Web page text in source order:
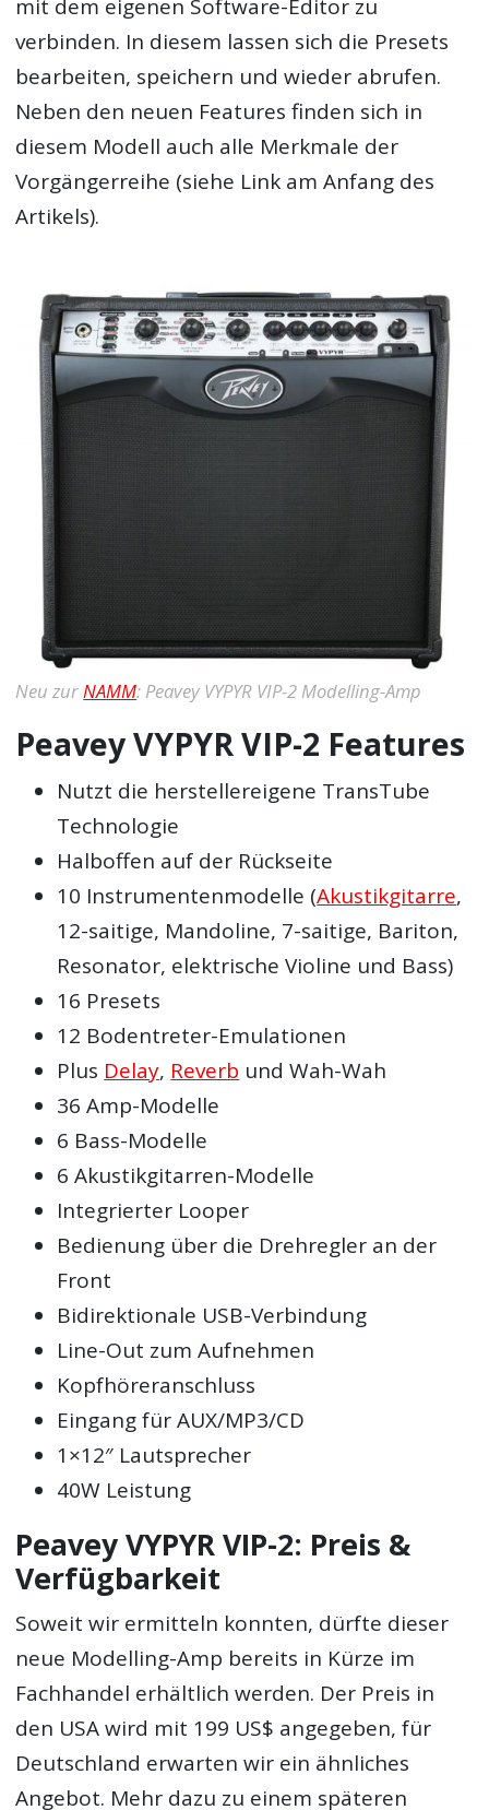
mit dem eigenen Software-Editor zu
verbinden. In diesem lassen sich die Presets
bearbeiten, speichern und wieder abrufen.
Neben den neuen Features finden sich in
diesem Modell auch alle Merkmale der
Vorgängerreihe (siehe Link am Anfang des
Artikels).
Neu zurNAMM: Peavey VYPYR VIP-2 Modelling-Amp
Peavey VYPYR VIP-2 Features
Nutzt die herstellereigene TransTube
Technologie
Halboffen auf der Rückseite
10 Instrumentenmodelle (Akustikgitarre,
12-saitige, Mandoline, 7-saitige, Bariton,
Resonator, elektrische Violine und Bass)
16 Presets
12 Bodentreter-Emulationen
Plus Delay, Reverb und Wah-Wah
36 Amp-Modelle
6 Bass-Modelle
6 Akustikgitarren-Modelle
Integrierter Looper
Bedienung über die Drehregler an der
Front
Bidirektionale USB-Verbindung
Line-Out zum Aufnehmen
Kopfhöreranschluss
Eingang für AUX/MP3/CD
1×12″ Lautsprecher
40W Leistung
Peavey VYPYR VIP-2: Preis &
Verfügbarkeit
Soweit wir ermitteln konnten, dürfte dieser
neue Modelling-Amp bereits in Kürze im
Fachhandel erhältlich werden. Der Preis in
den USA wird mit 199 US$ angegeben, für
Deutschland erwarten wir ein ähnliches
Angebot. Mehr dazu zu einem späteren